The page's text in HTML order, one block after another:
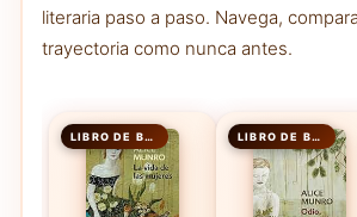
literaria paso a paso. Navega,
trayectoria como nunca antes.
LIBRO DE BOLSILLO LIBRO DE BOLSILLO